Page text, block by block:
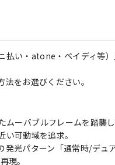
い・atone・ペイディ等）
をお選びください。
ムーバブルフレームを踏襲
可動域を追求。
光パターン「通常時/デュ
現。